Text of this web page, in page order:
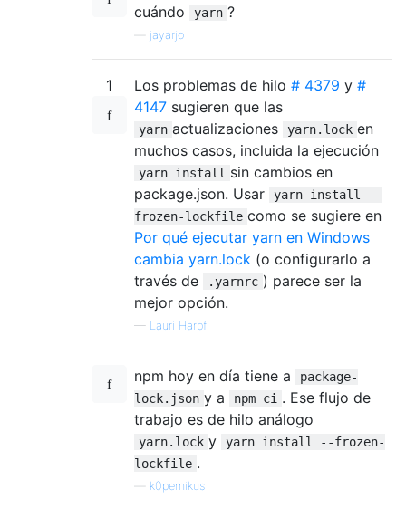
cuándo
yarn ?
jayarjo
1 Los problemas de hilo # 4379 y #
4147 sugieren que las
yarn actualizaciones yarn.lock en
muchos casos, incluida la ejecución
yarn install sin cambios en
package.json. Usar
yarn install --
frozen-lockfile como se sugiere en
Por qué ejecutar yarn en Windows
cambia yarn.lock (o configurarlo a
través de
.yarnrc ) parece ser la
mejor opción.
— Lauri Harpf
npm hoy en día tiene a
package-
lock.json y a npm ci . Ese flujo de
trabajo es de hilo análogo
yarn.lock y
yarn install --frozen-
lockfile .
k0pernikus